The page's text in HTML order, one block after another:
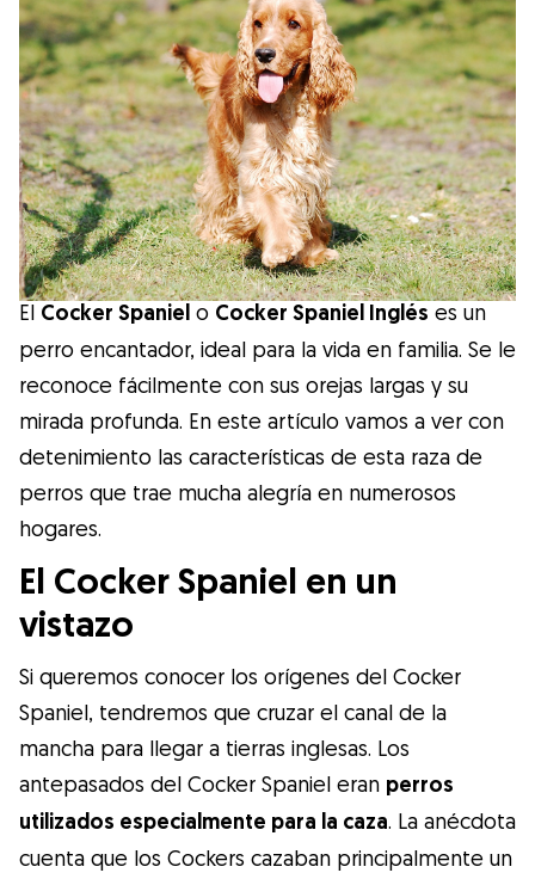
Salud
Accesorios
Educación Canina
Más contenido
Razas
Buscar cuidadores
¿Qué es Gudog?
Gudog es la forma más fácil de encontrar y
reservar con el cuidador de perros
perfecto. ¡Miles de cuidadores están
fuera un miembro más de su familia! Todas
las reservas incluyen Cobertura Veterinaria
y cancelación gratuíta
El Cocker Spaniel o Cocker Spaniel Inglés es un
perro encantador, ideal para la vida en familia. Se le
reconoce fácilmente con sus orejas largas y su
mirada profunda. En este artículo vamos a ver con
detenimiento las características de esta raza de
perros que trae mucha alegría en numerosos
hogares.
El Cocker Spaniel en un
vistazo
Si queremos conocer los orígenes del Cocker
Spaniel, tendremos que cruzar el canal de la
mancha para llegar a tierras inglesas. Los
antepasados del Cocker Spaniel eran perros
utilizados especialmente para la caza. La anécdota
cuenta que los Cockers cazaban principalmente un